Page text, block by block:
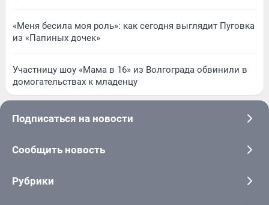
«Меня бесила моя роль»: как сегодня выглядит Пуговка
из «Папиных дочек»
Участницу шоу «Мама в 16» из Волгограда обвинили в
домогательствах к младенцу
Подписаться на новости
Сообщить новость
Рубрики